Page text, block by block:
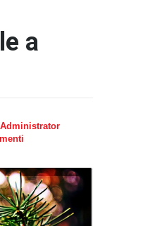
a
Administrator